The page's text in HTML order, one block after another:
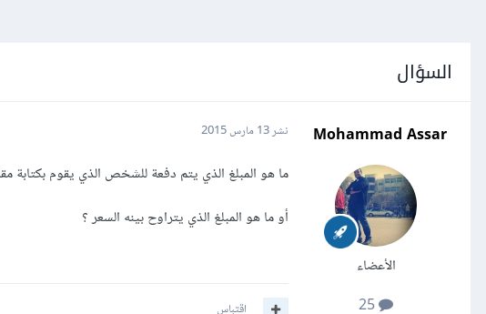
السؤال
Mohammad Assar
الأعضاء
نشر13 مارس 2015
ما هو المبلغ الذي يتم دفعة للشخص الذي يقوم
أو ما هو المبلغ الذي يتراوح بينه السعر ؟
اقتباس